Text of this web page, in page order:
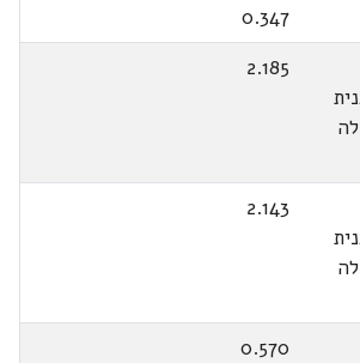
0.347
2.185
2.143
0.570